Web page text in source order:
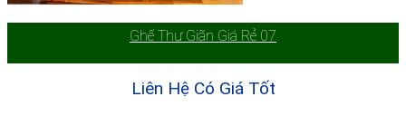
Ghế Thư Giãn Giá Rẻ 07
Liên Hệ Có Giá Tốt